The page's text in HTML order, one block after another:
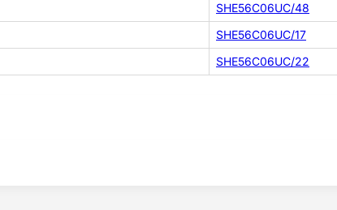
SHE56C06UC/48
SHE56C06UC/17
SHE56C06UC/22